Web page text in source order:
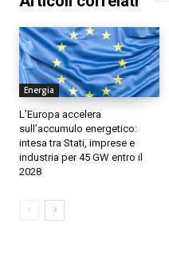
Energia
L’Europa accelera
sull’accumulo energetico:
intesa tra Stati, imprese e
industria per 45 GW entro il
2028